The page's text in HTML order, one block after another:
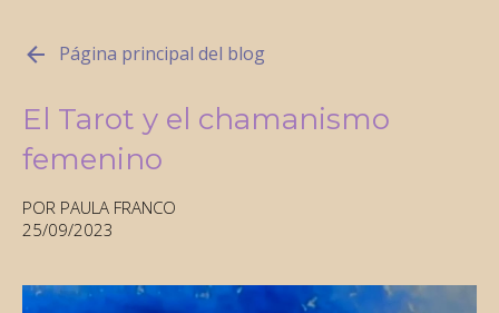
Página principal del blog
El Tarot y el chamanismo
femenino
POR PAULA FRANCO
25/09/2023